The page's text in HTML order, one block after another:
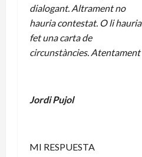
dialogant. Altrament no
hauria contestat. O li hauria
fet una carta de
circunstàncies. Atentament
Jordi Pujol
MI RESPUESTA